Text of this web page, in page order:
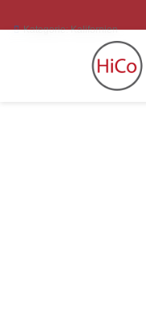
Kategorie:Kalifornien